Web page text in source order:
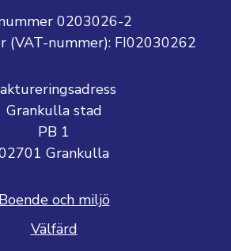
0203026-2
(VAT-nummer): FI02030262
Grankulla stad
PB 1
Grankulla
Boende och miljö
Välfärd